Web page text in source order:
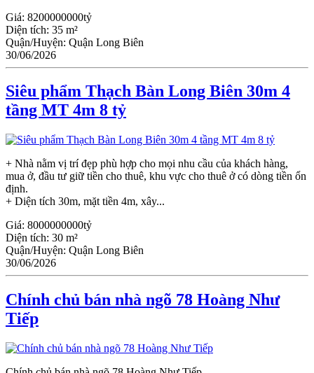
Giá: 8200000000tỷ
Diện tích: 35 m²
Quận/Huyện: Quận Long Biên
30/06/2026
Siêu phẩm Thạch Bàn Long Biên 30m 4
tầng MT 4m 8 tỷ
+ Nhà nằm vị trí đẹp phù hợp cho mọi nhu cầu của khách hàng,
mua ở, đầu tư giữ tiền cho thuê, khu vực cho thuê ở có dòng tiền ổn
định.
+ Diện tích 30m, mặt tiền 4m, xây...
Giá: 8000000000tỷ
Diện tích: 30 m²
Quận/Huyện: Quận Long Biên
30/06/2026
Chính chủ bán nhà ngõ 78 Hoàng Như
Tiếp